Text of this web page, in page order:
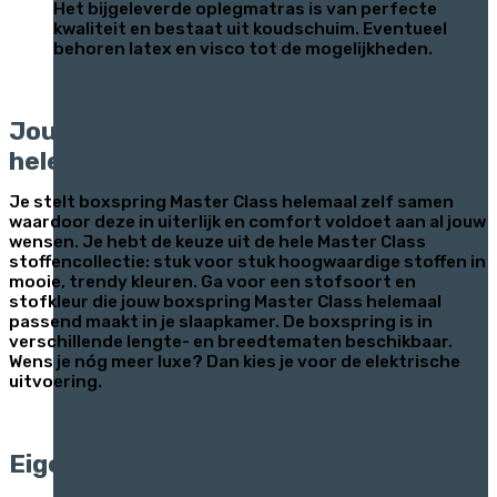
Het bijgeleverde oplegmatras is van perfecte
kwaliteit en bestaat uit koudschuim. Eventueel
behoren latex en visco tot de mogelijkheden.
Jouw boxspring Master Class stel je
helemaal zelf samen!
Je stelt boxspring Master Class helemaal zelf samen
waardoor deze in uiterlijk en comfort voldoet aan al jouw
wensen. Je hebt de keuze uit de hele Master Class
stoffencollectie: stuk voor stuk hoogwaardige stoffen in
mooie, trendy kleuren. Ga voor een stofsoort en
stofkleur die jouw boxspring Master Class helemaal
passend maakt in je slaapkamer. De boxspring is in
verschillende lengte- en breedtematen beschikbaar.
Wens je nóg meer luxe? Dan kies je voor de elektrische
uitvoering.
Eigenschappen Master Class